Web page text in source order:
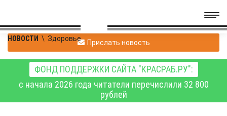
НОВОСТИ \ Здоровье Прислать новость
ФОНД ПОДДЕРЖКИ САЙТА "КРАСРАБ.РУ":
с начала 2026 года читатели перечислили 32 800
рублей